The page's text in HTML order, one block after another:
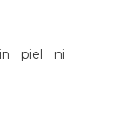
piel ni